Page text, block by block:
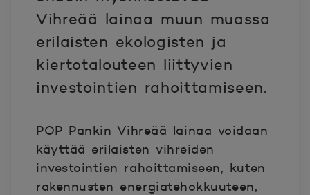
Vihreää lainaa muun muassa
erilaisten ekologisten ja
kiertotalouteen liittyvien
investointien rahoittamiseen.
POP Pankin Vihreää lainaa voidaan
käyttää erilaisten vihreiden
investointien rahoittamiseen, kuten
rakennusten energiatehokkuuteen,